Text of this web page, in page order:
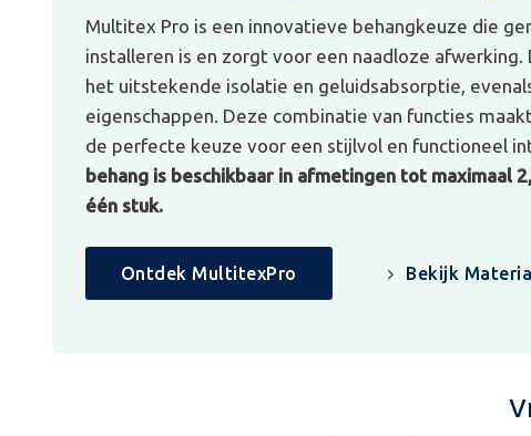
Multitex Pro is een innovatieve behangkeuze die
installeren is en zorgt voor een naadloze afwerking.
het uitstekende isolatie en geluidsabsorptie,
eigenschappen. Deze combinatie van functies
de perfecte keuze voor een stijlvol en functioneel
behang is beschikbaar in afmetingen tot maximaal
één stuk.
Ontdek MultitexPro Bekijk